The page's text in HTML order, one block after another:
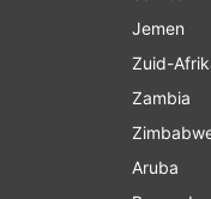
Jemen
Zuid-
Zambia
Aruba